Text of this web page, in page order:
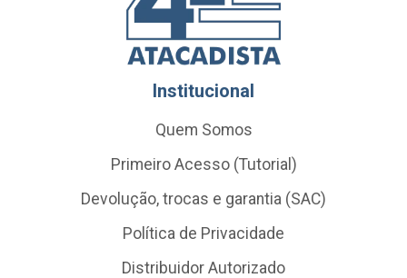
Institucional
Quem Somos
Primeiro Acesso (Tutorial)
Devolução, trocas e garantia (SAC)
Política de Privacidade
Distribuidor Autorizado